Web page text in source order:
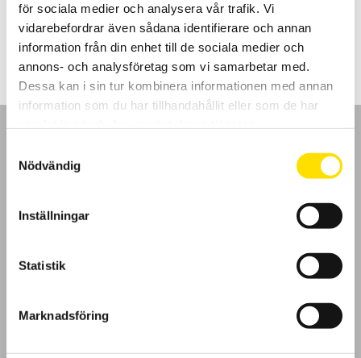
för sociala medier och analysera vår trafik. Vi
vidarebefordrar även sådana identifierare och annan
information från din enhet till de sociala medier och
annons- och analysföretag som vi samarbetar med.
Dessa kan i sin tur kombinera informationen med annan
information som du har tillhandahållit eller som de har
Nödvändig
Inställningar
Statistik
Marknadsföring
2,260.00kr – 4,460.00kr Prisintervall:
2,260.00 kr
till
4,460.00 kr
LÄS MER